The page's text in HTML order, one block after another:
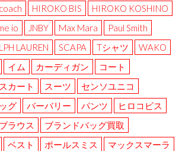
coach HIROKO BIS
HIROKO KOSHINO
io JNBY Max Mara
Paul Smith
LAUREN SCAPA Tシャツ
WAKO
イム カーディガン
コート
スカート スーツ
センソユニコ
グ バーバリー パンツ
ヒロコビス
ブラウス
ブランドバッグ買取
ベスト ポールスミス
マックスマーラ